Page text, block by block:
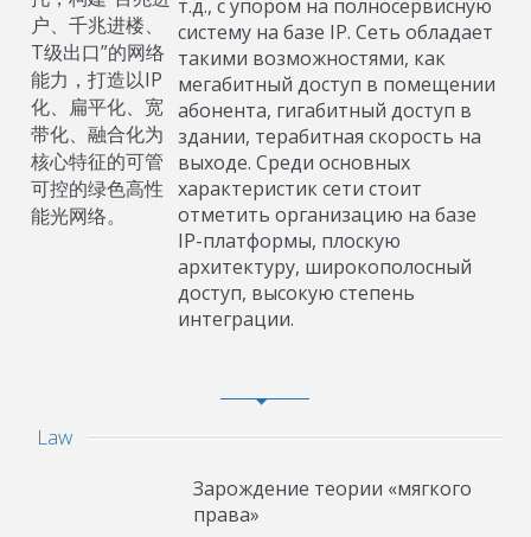
户、千兆进楼、
T级出口”的网络
能力，打造以IP
化、扁平化、宽
带化、融合化为
核心特征的可管
可控的绿色高性
能光网络。
т.д., с упором на полносервисную
систему на базе IP. Сеть обладает
такими возможностями, как
мегабитный доступ в помещении
абонента, гигабитный доступ в
здании, терабитная скорость на
выходе. Среди основных
характеристик сети стоит
отметить организацию на базе
IP-платформы, плоскую
архитектуру, широкополосный
доступ, высокую степень
интеграции.
Law
Зарождение теории «мягкого
права»